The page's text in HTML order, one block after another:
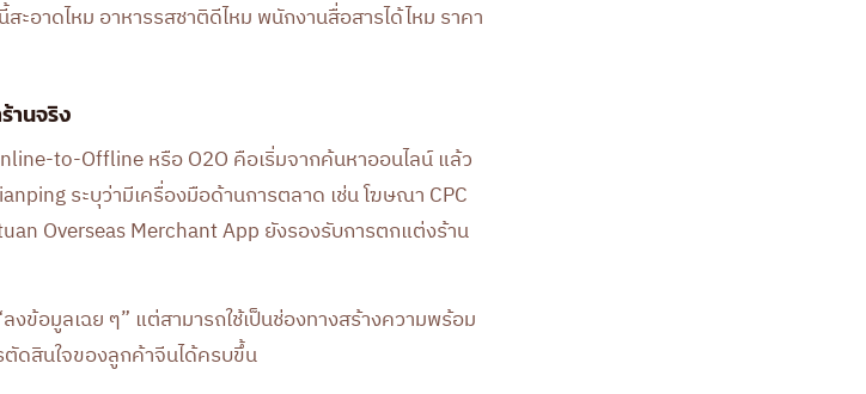
ะอาดไหม อาหารรสชาติดีไหม พนักงานสื่อสารได้ไหม ราคา
านจริง
to-Offline หรือ O2O คือเริ่มจากค้นหาออนไลน์ แล้ว
ระบุว่ามีเครื่องมือด้านการตลาด เช่น โฆษณา CPC
Overseas Merchant App ยังรองรับการตกแต่งร้าน
งข้อมูลเฉย ๆ” แต่สามารถใช้เป็นช่องทางสร้างความพร้อม
ตัดสินใจของลูกค้าจีนได้ครบขึ้น